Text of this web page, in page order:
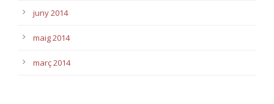
juny 2014
maig 2014
març 2014